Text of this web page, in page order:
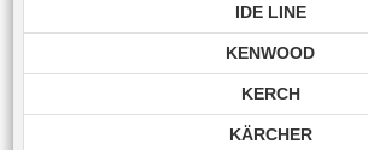
IDE LINE
KENWOOD
KERCH
KÄRCHER